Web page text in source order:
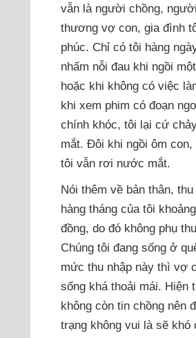
vẫn là người chồng,
thương vợ con, gia đình
phúc. Chỉ có tôi hàng
nhấm nỗi đau khi ngồi
hoặc khi không có việc
khi xem phim có đoạn
chính khóc, tôi lại cứ
mắt. Đôi khi ngồi ôm
tôi vẫn rơi nước mắt.
Nói thêm về bản thân, thu
hàng tháng của tôi
đồng, do đó không phụ
Chúng tôi đang sống ở
mức thu nhập này thì vợ
sống khá thoải mái. Hiện
không còn tin chồng nên
trạng không vui là sẽ khó